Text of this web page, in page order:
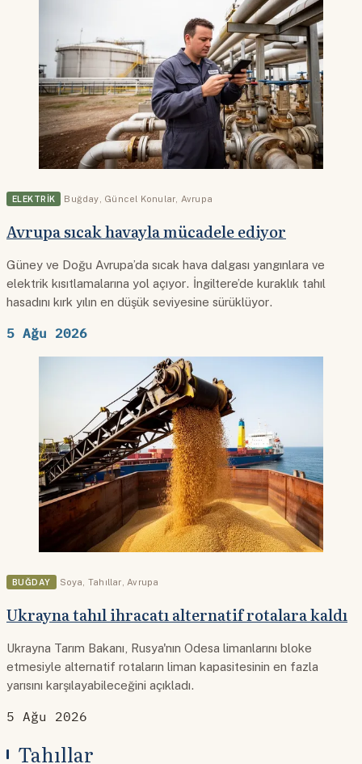
ELEKTRIK Buğday Güncel Konular Avrupa
Avrupa sıcak havayla mücadele ediyor
Güney ve Doğu Avrupa’da sıcak hava dalgası yangınlara ve
elektrik kısıtlamalarına yol açıyor. İngiltere’de kuraklık tahıl
hasadını kırk yılın en düşük seviyesine sürüklüyor.
5 Ağu 2026
BUĞDAY Soya Tahıllar Avrupa
Ukrayna tahıl ihracatı alternatif rotalara kaldı
Ukrayna Tarım Bakanı, Rusya'nın Odesa limanlarını bloke
etmesiyle alternatif rotaların liman kapasitesinin en fazla
yarısını karşılayabileceğini açıkladı.
5 Ağu 2026
Tahıllar